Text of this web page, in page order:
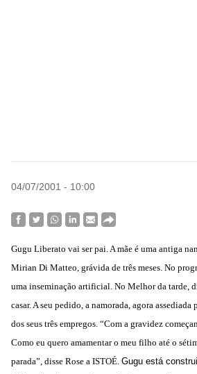
04/07/2001 - 10:00
Gugu Liberato vai ser pai. A mãe é uma antiga
Mirian Di Matteo, grávida de três meses. No
uma inseminação artificial. No Melhor da tarde,
casar. A seu pedido, a namorada, agora
dos seus três empregos. “Com a gravidez
Como eu quero amamentar o meu filho até o
parada”, disse Rose a ISTOÉ. Gugu está